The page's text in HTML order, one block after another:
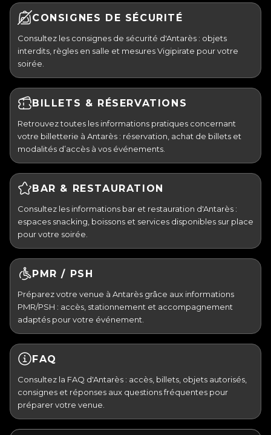
CONSIGNES DE SÉCURITÉ
Consultez les consignes de sécurité d'Antarès : objets
interdits, règles en salle et mesures Vigipirate pour votre
soirée.
BILLETS & RÉSERVATIONS
Retrouvez toutes les informations pratiques concernant
votre billetterie à Antarès : réservation, achat de billets et
modalités d’accès à vos événements.
BAR & RESTAURATION
Consultez les informations bar et restauration d'Antarès :
espaces snacking, boissons et services disponibles sur place
pour votre soirée.
PMR / PSH
Préparez votre venue à Antarès grâce aux informations
PMR/PSH : accès, stationnement et accompagnement
adaptés pour votre événement.
FAQ
Consultez la FAQ d'Antarès : accès, billets, objets autorisés,
consignes et réponses aux questions fréquentes pour
préparer votre venue.